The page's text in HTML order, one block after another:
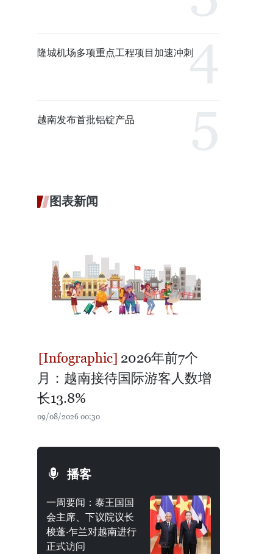
隆城机场多项重点工程项目加速冲刺
越南发布首批铝锭产品
图表新闻
2026年前7个
月：越南接待国际游客人数增
长13.8%
09/08/2026 00:30
播客
一周要闻：泰王国国
会主席、下议院议长
梭蓬·乍兰对越南进行
正式访问